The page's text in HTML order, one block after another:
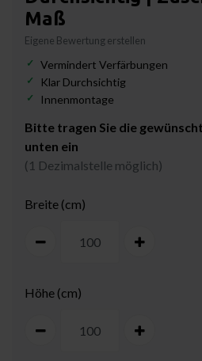
Maß
Eigene Bewertung erstellen
Vermindert Verfärbungen
Klar Durchsichtig
Innenmontage
Bitte tragen Sie die
unten ein
(1 Dezimalstelle möglich)
Breite (cm)
Höhe (cm)